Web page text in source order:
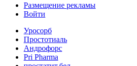
Размещение рекламы
Войти
Уросорб
Простотиаль
Андрофорс
Pri Pharma